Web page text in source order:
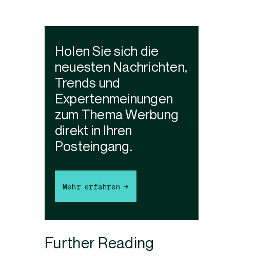
Holen Sie sich die
neuesten Nachrichten,
Trends und
Expertenmeinungen
zum Thema Werbung
direkt in Ihren
Posteingang.
Mehr erfahren →
Further Reading